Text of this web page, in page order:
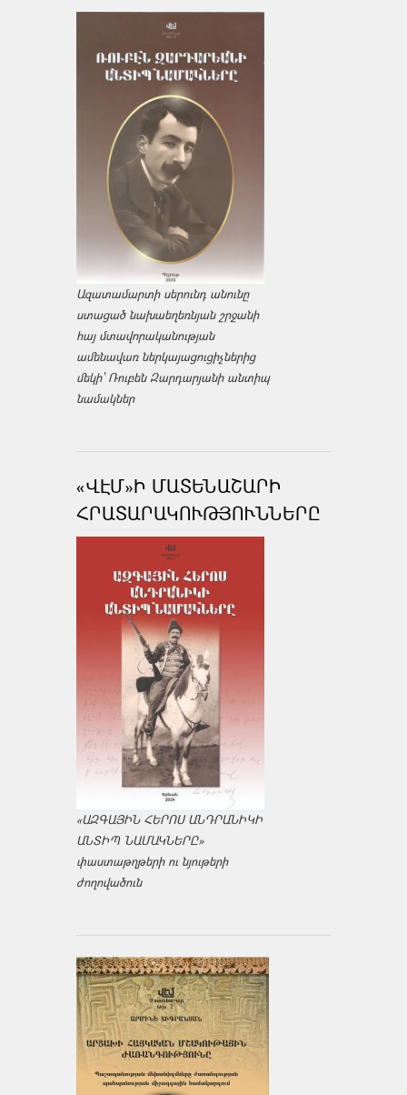
Ազատամարտի սերունդ անունը
ստացած նախաեղեռնյան շրջանի
հայ մտավորականության
ամենավառ ներկայացուցիչներից
մեկի՝ Ռուբեն Զարդարյանի անտիպ
նամակներ
«ՎԷՄ»Ի ՄԱՏԵՆԱՇԱՐԻ
ՀՐԱՏԱՐԱԿՈՒԹՅՈՒՆՆԵՐԸ
«ԱԶԳԱՅԻՆ ՀԵՐՈՍ ԱՆԴՐԱՆԻԿԻ
ԱՆՏԻՊ ՆԱՄԱԿՆԵՐԸ»
փաստաթղթերի ու նյութերի
ժողովածուն